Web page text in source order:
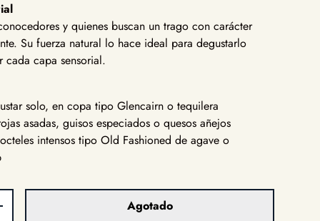
y quienes buscan un trago con carácter
Su fuerza natural lo hace ideal para degustarlo
cada capa sensorial.
solo, en copa tipo Glencairn o tequilera
asadas, guisos especiados o quesos añejos
intensos tipo Old Fashioned de agave o
la cantidad Agotado